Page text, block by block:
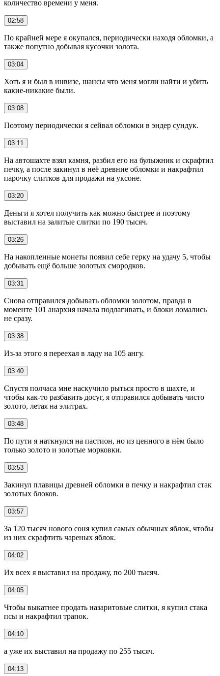
количество времени у меня.
02:58
По крайней мере я окупался, периодически находя обломки, а
также попутно добывая кусочки золота.
03:04
Хоть я и был в инвизе, шансы что меня могли найти и убить
какие-никакие были.
03:08
Поэтому периодически я сейвал обломки в эндер сундук.
03:11
На автошахте взял камня, разбил его на булыжник и скрафтил
печку, а после закинул в неё древние обломки и накрафтил
парочку слитков для продажи на уксоне.
03:20
Деньги я хотел получить как можно быстрее и поэтому
выставил на залитые слитки по 190 тысяч.
03:26
На накопленные монеты появил себе герку на удачу 5, чтобы
добывать ещё больше золотых смородков.
03:31
Снова отправился добывать обломки золотом, правда в
моменте 101 анархия начала подлагивать, и блоки ломались
не сразу.
03:38
Из-за этого я переехал в ладу на 105 ангу.
03:40
Спустя полчаса мне наскучило рыться просто в шахте, и
чтобы как-то разбавить досуг, я отправился добывать чисто
золото, летая на элитрах.
03:48
По пути я наткнулся на пастион, но из ценного в нём было
только золото и золотые морковки.
03:53
Закинул плавицы древней обломки в печку и накрафтил стак
золотых блоков.
03:57
За 120 тысяч нового соня купил самых обычных яблок, чтобы
из них скрафтить чареных яблок.
04:02
Их всех я выставил на продажу, по 200 тысяч.
04:05
Чтобы выкатнее продать назаритовые слитки, я купил стака
псы и накрафтил трапок.
04:10
а уже их выставил на продажу по 255 тысяч.
04:13